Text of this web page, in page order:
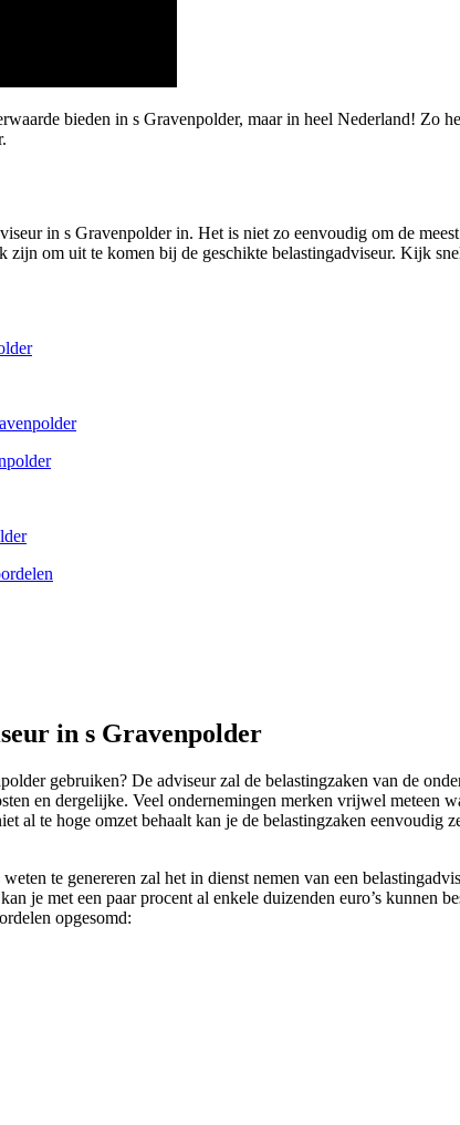
bieden in s Gravenpolder, maar in heel Nederland! Zo
in s Gravenpolder in. Het is niet zo eenvoudig om de
om uit te komen bij de geschikte belastingadviseur. Kijk
in s Gravenpolder
gebruiken? De adviseur zal de belastingzaken van de
en dergelijke. Veel ondernemingen merken vrijwel meteen
al te hoge omzet behaalt kan je de belastingzaken
te genereren zal het in dienst nemen van een
je met een paar procent al enkele duizenden euro’s kunnen
opgesomd: